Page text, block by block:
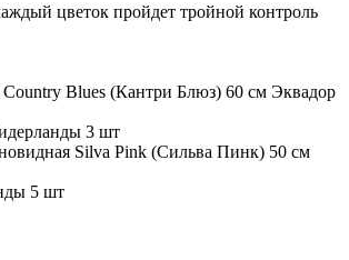
цветок пройдет тройной контроль
Country Blues (Кантри Блюз) 60 см Эквадор
3 шт
Silva Pink (Сильва Пинк) 50 см
5 шт